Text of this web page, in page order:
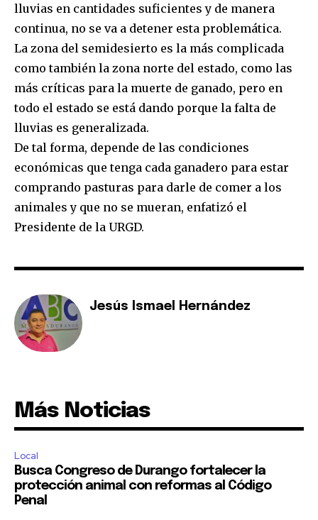
lluvias en cantidades suficientes y de manera
continua, no se va a detener esta problemática.
La zona del semidesierto es la más complicada
como también la zona norte del estado, como las
más críticas para la muerte de ganado, pero en
todo el estado se está dando porque la falta de
lluvias es generalizada.
De tal forma, depende de las condiciones
económicas que tenga cada ganadero para estar
comprando pasturas para darle de comer a los
animales y que no se mueran, enfatizó el
Presidente de la URGD.
Jesús Ismael Hernández
Más Noticias
Local
Busca Congreso de Durango fortalecer la
protección animal con reformas al Código
Penal